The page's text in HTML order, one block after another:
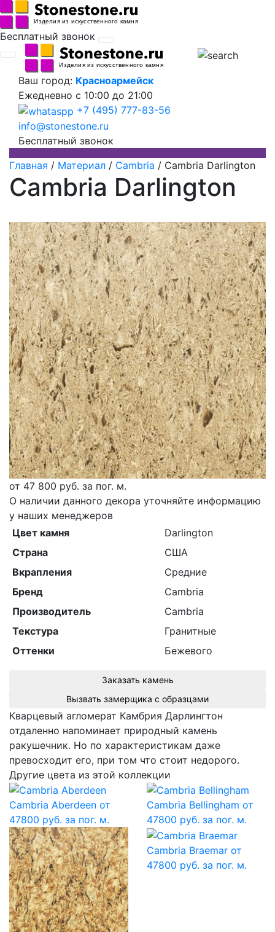
Бесплатный звонок
Ваш город: Красноармейск
Ежедневно с 10:00 до 21:00
+7 (495) 777-83-56
info@stonestone.ru
Бесплатный звонок
Главная / Материал / Cambria / Cambria Darlington
Cambria Darlington
от 47 800 руб. за пог. м.
О наличии данного декора уточняйте информацию
у наших менеджеров
Цвет камня
Darlington
Страна
США
Вкрапления
Средние
Бренд
Cambria
Производитель
Cambria
Текстура
Гранитные
Оттенки
Бежевого
Заказать камень
Вызвать замерщика с образцами
Кварцевый агломерат Камбрия Дарлингтон
отдаленно напоминает природный камень
ракушечник. Но по характеристикам даже
превосходит его, при том что стоит недорого.
Другие цвета из этой коллекции
Cambria Aberdeen от
47800 руб. за пог. м.
Cambria Bellingham от
47800 руб. за пог. м.
Cambria Braemar от
47800 руб. за пог. м.